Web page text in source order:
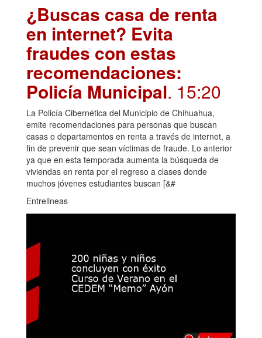
¿Buscas casa de renta
en internet? Evita
fraudes con estas
recomendaciones:
Policía Municipal. 15:20
La Policía Cibernética del Municipio de Chihuahua,
emite recomendaciones para personas que buscan
casas o departamentos en renta a través de internet, a
fin de prevenir que sean víctimas de fraude. Lo anterior
ya que en esta temporada aumenta la búsqueda de
viviendas en renta por el regreso a clases donde
muchos jóvenes estudiantes buscan [&#
Entrelineas